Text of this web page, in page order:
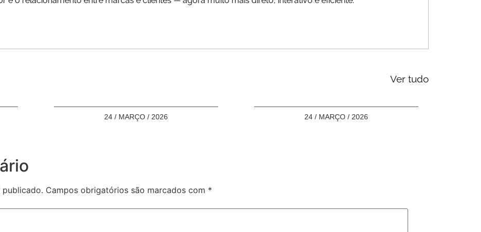
Ver tudo
24 / MARÇO / 2026 24 / MARÇO / 2026
publicado. Campos obrigatórios são marcados com *